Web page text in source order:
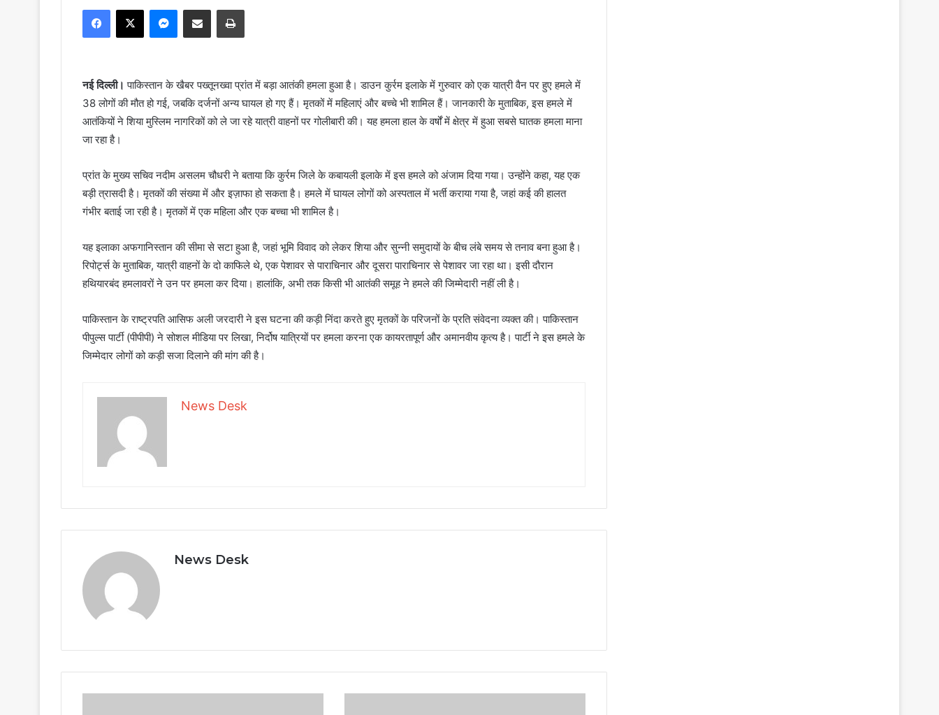
Facebook
X Messenger
Share via Email Print
नई दिल्ली। पाकिस्तान के खैबर पख्तूनख्वा प्रांत में बड़ा आतंकी हमला हुआ है। डाउन कुर्रम इलाके में गुरुवार को एक यात्री वैन पर हुए हमले में
38 लोगों की मौत हो गई, जबकि दर्जनों अन्य घायल हो गए हैं। मृतकों में महिलाएं और बच्चे भी शामिल हैं। जानकारी के मुताबिक, इस हमले में
आतंकियों ने शिया मुस्लिम नागरिकों को ले जा रहे यात्री वाहनों पर गोलीबारी की। यह हमला हाल के वर्षों में क्षेत्र में हुआ सबसे घातक हमला माना
जा रहा है।
प्रांत के मुख्य सचिव नदीम असलम चौधरी ने बताया कि कुर्रम जिले के कबायली इलाके में इस हमले को अंजाम दिया गया। उन्होंने कहा, यह एक
बड़ी त्रासदी है। मृतकों की संख्या में और इज़ाफा हो सकता है। हमले में घायल लोगों को अस्पताल में भर्ती कराया गया है, जहां कई की हालत
गंभीर बताई जा रही है। मृतकों में एक महिला और एक बच्चा भी शामिल है।
यह इलाका अफगानिस्तान की सीमा से सटा हुआ है, जहां भूमि विवाद को लेकर शिया और सुन्नी समुदायों के बीच लंबे समय से तनाव बना हुआ है।
रिपोर्ट्स के मुताबिक, यात्री वाहनों के दो काफिले थे, एक पेशावर से पाराचिनार और दूसरा पाराचिनार से पेशावर जा रहा था। इसी दौरान
हथियारबंद हमलावरों ने उन पर हमला कर दिया। हालांकि, अभी तक किसी भी आतंकी समूह ने हमले की जिम्मेदारी नहीं ली है।
पाकिस्तान के राष्ट्रपति आसिफ अली जरदारी ने इस घटना की कड़ी निंदा करते हुए मृतकों के परिजनों के प्रति संवेदना व्यक्त की। पाकिस्तान
पीपुल्स पार्टी (पीपीपी) ने सोशल मीडिया पर लिखा, निर्दोष यात्रियों पर हमला करना एक कायरतापूर्ण और अमानवीय कृत्य है। पार्टी ने इस हमले के
जिम्मेदार लोगों को कड़ी सजा दिलाने की मांग की है।
News Desk
News Desk